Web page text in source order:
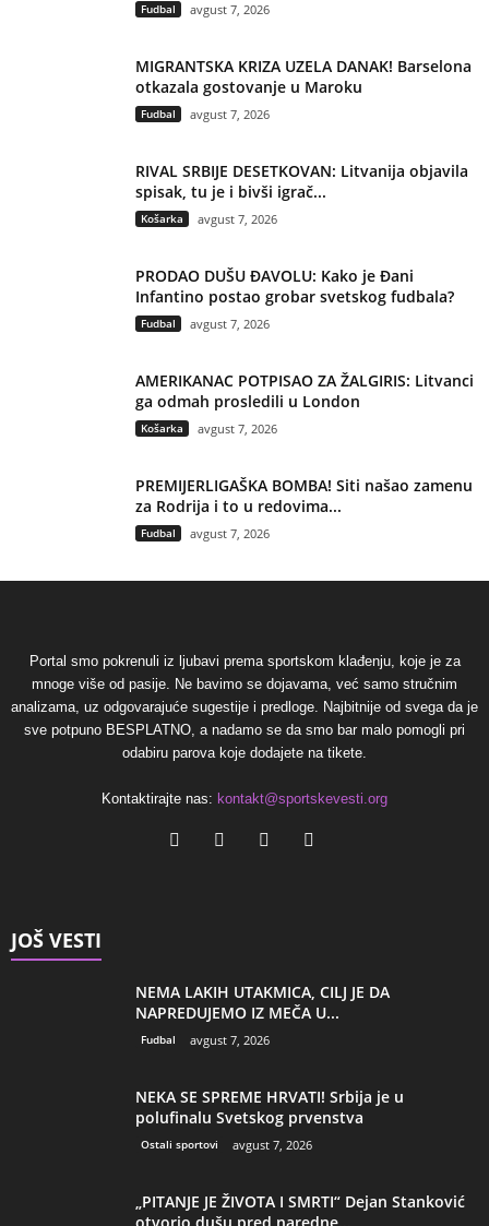
Fudbal avgust 7, 2026
MIGRANTSKA KRIZA UZELA DANAK! Barselona
otkazala gostovanje u Maroku
Fudbal avgust 7, 2026
RIVAL SRBIJE DESETKOVAN: Litvanija objavila
spisak, tu je i bivši igrač...
Košarka avgust 7, 2026
PRODAO DUŠU ĐAVOLU: Kako je Đani
Infantino postao grobar svetskog fudbala?
Fudbal avgust 7, 2026
AMERIKANAC POTPISAO ZA ŽALGIRIS: Litvanci
ga odmah prosledili u London
Košarka avgust 7, 2026
PREMIJERLIGAŠKA BOMBA! Siti našao zamenu
za Rodrija i to u redovima...
Fudbal avgust 7, 2026
Portal smo pokrenuli iz ljubavi prema sportskom klađenju, koje je za
mnoge više od pasije. Ne bavimo se dojavama, već samo stručnim
analizama, uz odgovarajuće sugestije i predloge. Najbitnije od svega da je
sve potpuno BESPLATNO, a nadamo se da smo bar malo pomogli pri
odabiru parova koje dodajete na tikete.
Kontaktirajte nas: kontakt@sportskevesti.org
JOŠ VESTI
NEMA LAKIH UTAKMICA, CILJ JE DA
NAPREDUJEMO IZ MEČA U...
Fudbal avgust 7, 2026
NEKA SE SPREME HRVATI! Srbija je u
polufinalu Svetskog prvenstva
Ostali sportovi avgust 7, 2026
„PITANJE JE ŽIVOTA I SMRTI“ Dejan Stanković